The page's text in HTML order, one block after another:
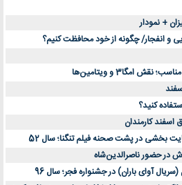
+ نمودار
امگا3 و ویتامین‌ها
کنید؟
اسفند کارمندان
بخشی در پشت صحنه فیلم تنگنا؛ سال 52
در حضور ناصرالدین‌شاه
آوای باران) در جشنواره فجر؛ سال 96